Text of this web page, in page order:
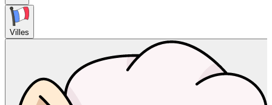
Villes